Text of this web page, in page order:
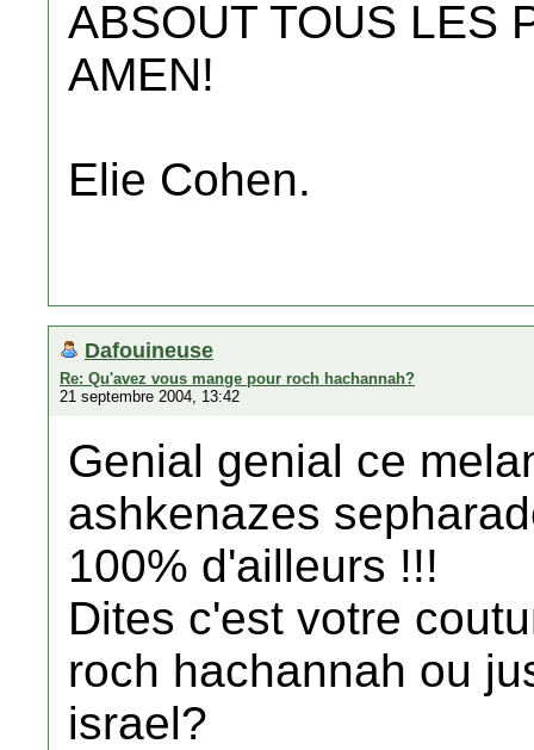
ABSOUT TOUS LES
AMEN!
Elie Cohen.
Dafouineuse
Re: Qu'avez vous mange pour roch hachannah?
21 septembre 2004, 13:42
Genial genial ce
ashkenazes
100% d'ailleurs !!!
Dites c'est votre
roch hachannah ou
israel?